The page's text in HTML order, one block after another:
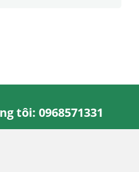
tôi: 0968571331